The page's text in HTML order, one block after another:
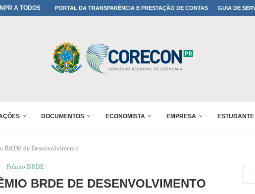
A TODOS OS PAIS!PORTAL DA TRANSPARÊNCIA E PRESTAÇÃO DE CONTAS GUIA DE
DOCUMENTOS ECONOMISTA EMPRESA ESTUDANTE
BRDE de Desenvolvimento
Prêmio BRDE
BRDE DE DESENVOLVIMENTO